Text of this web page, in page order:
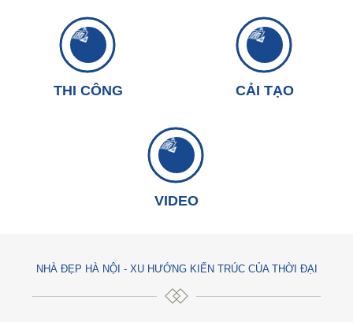
THI CÔNG CẢI TẠO
VIDEO
NHÀ ĐẸP HÀ NỘI - XU HƯỚNG KIẾN TRÚC CỦA THỜI ĐẠI